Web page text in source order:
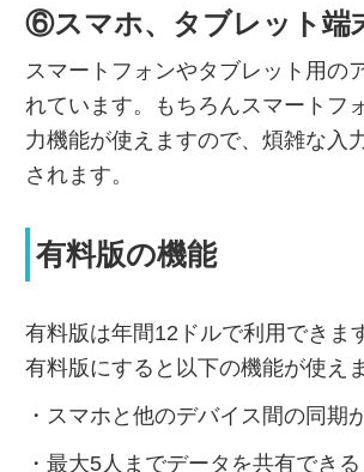
⑥スマホ、タブレット端
スマートフォンやタブレット用の
れています。もちろんスマートフ
力機能が使えますので、煩雑な入
されます。
有料版の機能
有料版は年間12ドルで利用できま
有料版にすると以下の機能が使えま
・スマホと他のデバイス間の同期
・最大5人までデータを共有できる